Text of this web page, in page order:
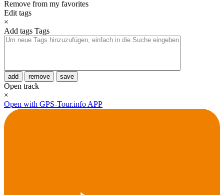
Remove from my favorites
Edit tags
×
Add tags Tags
add remove save
Open track
×
Open with GPS-Tour.info APP